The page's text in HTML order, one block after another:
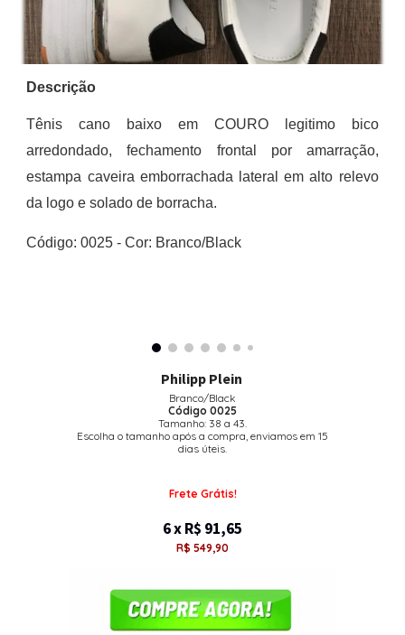
Descrição
Tênis cano baixo em COURO legitimo bico
arredondado, fechamento frontal por amarração,
estampa caveira emborrachada lateral em alto relevo
da logo e solado de borracha.
Código: 0025 -Cor: Branco/Black
Philipp Plein
Branco/Black
Código 0025
Tamanho: 38 a 43.
Escolha o tamanho após a compra, enviamos em 15
dias úteis.
Frete Grátis!
6 x R$ 91,65
R$ 549,90